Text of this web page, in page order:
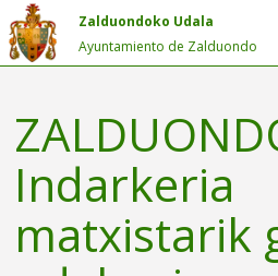
Zalduondoko Udala
Ayuntamiento de Zalduondo
Indarkeria
matxistarik